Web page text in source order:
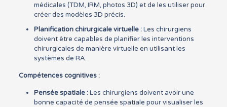
médicales (TDM, IRM, photos 3D) et de les utiliser pour
créer des modèles 3D précis.
Planification chirurgicale virtuelle :Les chirurgiens
doivent être capables de planifier les interventions
chirurgicales de manière virtuelle en utilisant les
systèmes de RA.
Compétences cognitives :
Pensée spatiale :Les chirurgiens doivent avoir une
bonne capacité de pensée spatiale pour visualiser les